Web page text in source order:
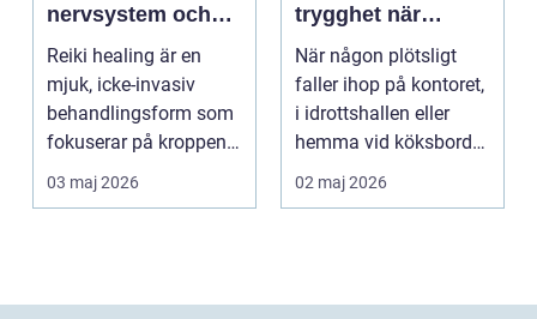
nervsystem och
djupare
återhämtning
Reiki healing är en
mjuk, icke-invasiv
behandlingsform som
fokuserar på kroppens
egen förmåga att lä...
03 maj 2026
trygghet när
sekunderna
räknas
När någon plötsligt
faller ihop på kontoret,
i idrottshallen eller
hemma vid köksbordet
finns det ba...
02 maj 2026